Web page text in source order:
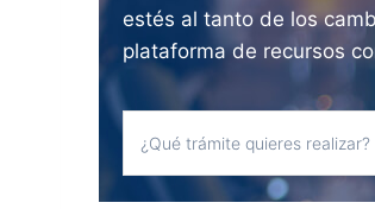
estés al tanto de los
plataforma de recursos